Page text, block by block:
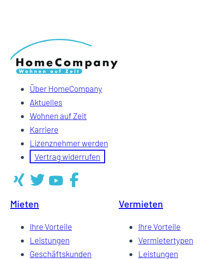
Über HomeCompany
Aktuelles
Wohnen auf Zeit
Karriere
Lizenznehmer werden
Vertrag widerrufen
Mieten
Ihre Vorteile
Leistungen
Geschäftskunden
Vermieten
Ihre Vorteile
Vermietertypen
Leistungen